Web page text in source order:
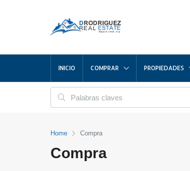
INICIO COMPRAR PROPIEDADES
Home Compra
Compra